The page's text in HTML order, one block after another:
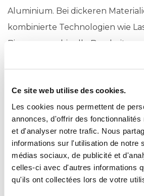
Ce site web utilise des cookies.
Les cookies nous permettent de
annonces, d'offrir des
et d'analyser notre trafic. Nous
informations sur l'utilisation de notre
médias sociaux, de publicité et
celles-ci avec d'autres informations
qu'ils ont collectées lors de votre
Aluminium. Bei dickeren
kombinierte Technologien wie
Biegen, maschinelle
Teile auch das Gießen
aus Metall oder anderen
2. Splitterbildung
Wenn die Kontur eines
Nibbeltechnik geschnitten wird,
Stanzkopf kleine Splitter an der
Splitter lassen sich mit einem